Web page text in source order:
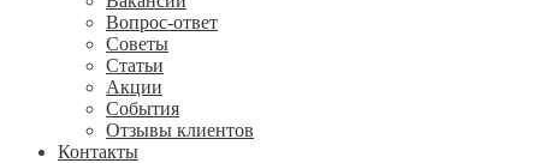
Вопрос-ответ
Советы
Статьи
Акции
События
Отзывы клиентов
Контакты